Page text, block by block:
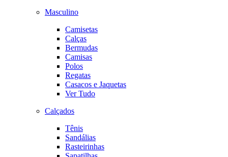
Masculino
Camisetas
Calças
Bermudas
Camisas
Polos
Regatas
Casacos e Jaquetas
Ver Tudo
Calçados
Tênis
Sandálias
Rasteirinhas